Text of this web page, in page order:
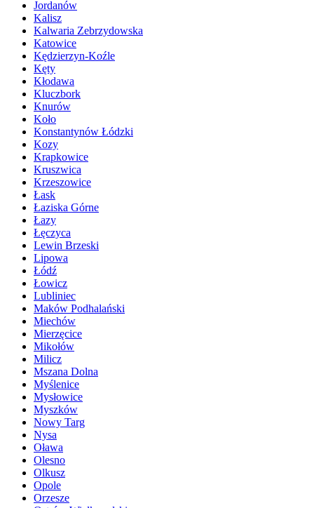
Jordanów
Kalisz
Kalwaria Zebrzydowska
Katowice
Kędzierzyn-Koźle
Kęty
Kłodawa
Kluczbork
Knurów
Koło
Konstantynów Łódzki
Kozy
Krapkowice
Kruszwica
Krzeszowice
Łask
Łaziska Górne
Łazy
Łęczyca
Lewin Brzeski
Lipowa
Łódź
Łowicz
Lubliniec
Maków Podhalański
Miechów
Mierzęcice
Mikołów
Milicz
Mszana Dolna
Myślenice
Mysłowice
Myszków
Nowy Targ
Nysa
Oława
Olesno
Olkusz
Opole
Orzesze